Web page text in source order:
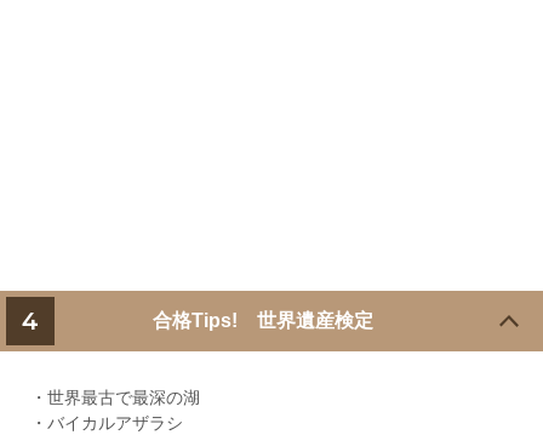
4 合格Tips! 世界遺産検定
・世界最古で最深の湖
・バイカルアザラシ